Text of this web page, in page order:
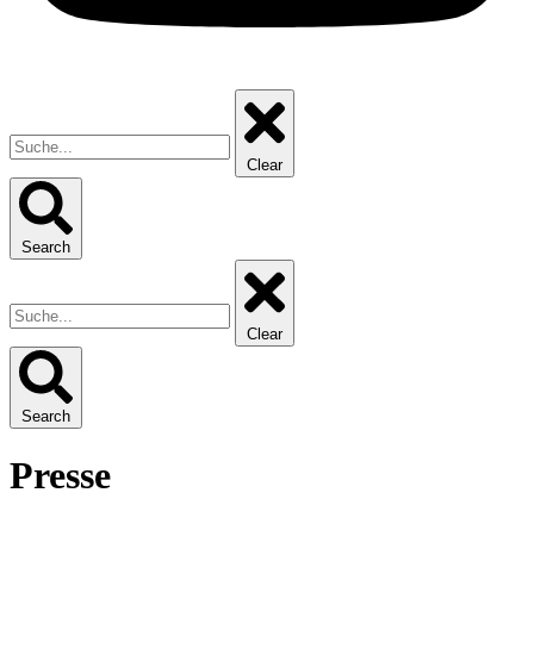
Clear
Search
Clear
Search
Presse